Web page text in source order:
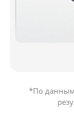
*По данным